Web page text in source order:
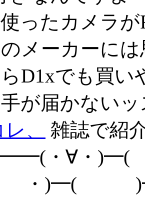
ったカメラ
メーカーに
D1xでも買い
が届かないッ
、
雑誌で紹
・∀・)━(
・)━(